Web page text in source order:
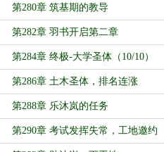
第280章 筑基期的教导
第282章 羽书开启第二章
第284章 终极-大学圣体（10/10）
第286章 土木圣体，排名连涨
第288章 乐沐岚的任务
第290章 考试发挥失常，工地邀约